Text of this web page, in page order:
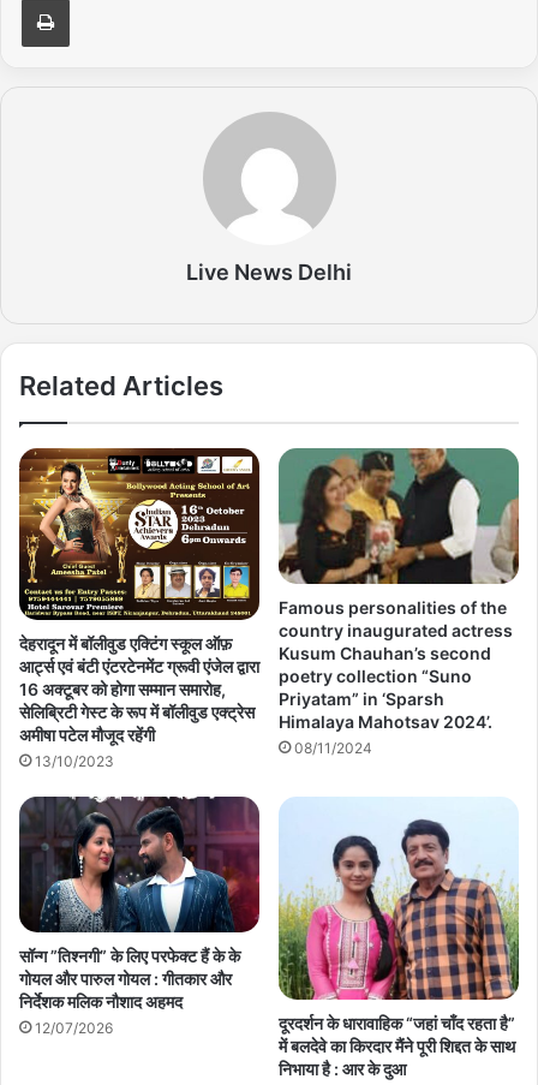
Live News Delhi
Related Articles
देहरादून में बॉलीवुड एक्टिंग स्कूल ऑफ़
आर्ट्स एवं बंटी एंटरटेनमेंट ग्रूवी एंजेल द्वारा
16 अक्टूबर को होगा सम्मान समारोह,
सेलिब्रिटी गेस्ट के रूप में बॉलीवुड एक्ट्रेस
अमीषा पटेल मौजूद रहेंगी
13/10/2023
Famous personalities of the
country inaugurated actress
Kusum Chauhan’s second
poetry collection “Suno
Priyatam” in ‘Sparsh
Himalaya Mahotsav 2024’.
08/11/2024
सॉन्ग ”तिश्नगी” के लिए परफेक्ट हैं के के
गोयल और पारुल गोयल : गीतकार और
निर्देशक मलिक नौशाद अहमद
12/07/2026
दूरदर्शन के धारावाहिक “जहां चाँद रहता है”
में बलदेवे का किरदार मैंने पूरी शिद्दत के साथ
निभाया है : आर के दुआ